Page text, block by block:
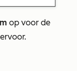
op voor de